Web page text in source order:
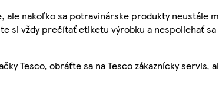
nakoľko sa potravinárske produkty neustále
si vždy prečítať etiketu výrobku a nespoliehať sa
Tesco, obráťte sa na Tesco zákaznícky servis,